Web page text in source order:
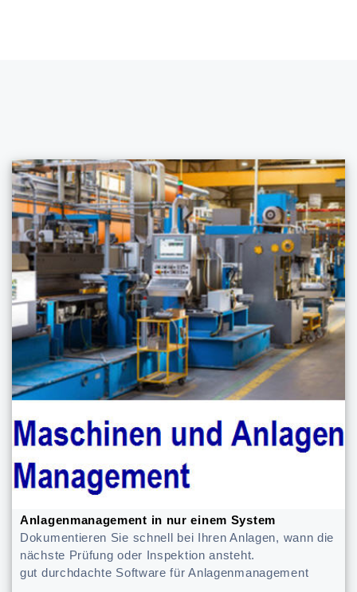
Anlagenmanagement in nur einem System
Dokumentieren Sie schnell bei Ihren Anlagen, wann die
nächste Prüfung oder Inspektion ansteht.
gut durchdachte Software für Anlagenmanagement